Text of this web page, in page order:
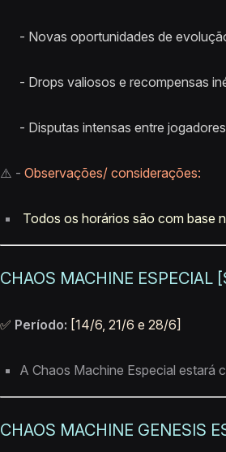
- Novas oportunidades de
- Drops valiosos e recompensas
- Disputas intensas entre
⚠️ - Observações/ considerações:
Todos os horários são com base
CHAOS MACHINE ESPECIAL
✅ Período: [14/6, 21/6 e 28/6]
A Chaos Machine Especial estará
CHAOS MACHINE GENESIS